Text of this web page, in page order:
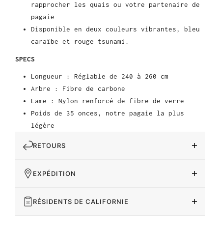
rapprocher les quais ou votre partenaire de
pagaie
Disponible en deux couleurs vibrantes, bleu
caraïbe et rouge tsunami.
SPECS
Longueur : Réglable de 240 à 260 cm
Arbre : Fibre de carbone
Lame : Nylon renforcé de fibre de verre
Poids de 35 onces, notre pagaie la plus
légère
RETOURS
EXPÉDITION
RÉSIDENTS DE CALIFORNIE